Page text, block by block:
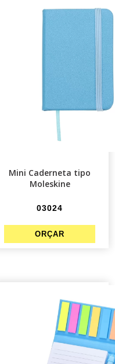
Mini Caderneta tipo
Moleskine
03024